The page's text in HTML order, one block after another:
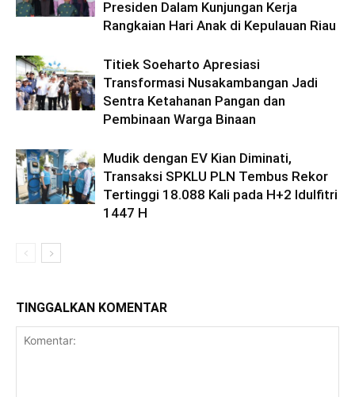
Presiden Dalam Kunjungan Kerja
Rangkaian Hari Anak di Kepulauan Riau
Titiek Soeharto Apresiasi
Transformasi Nusakambangan Jadi
Sentra Ketahanan Pangan dan
Pembinaan Warga Binaan
Mudik dengan EV Kian Diminati,
Transaksi SPKLU PLN Tembus Rekor
Tertinggi 18.088 Kali pada H+2 Idulfitri
1447 H
TINGGALKAN KOMENTAR